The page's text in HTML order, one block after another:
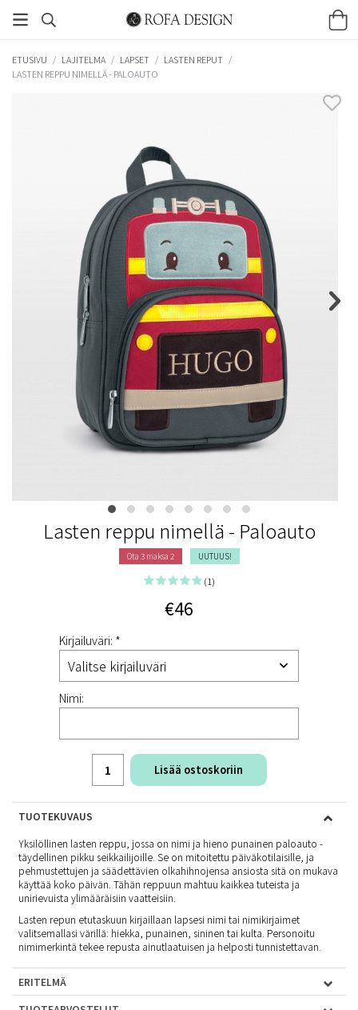
ETUSIVU / LAJITELMA / LAPSET / LASTEN REPUT /
LASTEN REPPU NIMELLÄ - PALOAUTO
Lasten reppu nimellä - Paloauto
Ota 3 maksa 2 UUTUUS!
(1)
€46
Kirjailuväri: *
Nimi:
Lisää ostoskoriin
TUOTEKUVAUS
Yksilöllinen lasten reppu, jossa on nimi ja hieno punainen paloauto -
täydellinen pikku seikkailijoille. Se on mitoitettu päiväkotilaisille, ja
pehmustettujen ja säädettävien olkahihnojensa ansiosta sitä on mukava
käyttää koko päivän. Tähän reppuun mahtuu kaikkea tuteista ja
unirievuista ylimääräisiin vaatteisiin.
Lasten repun etutaskuun kirjaillaan lapsesi nimi tai nimikirjaimet
valitsemallasi värillä: hiekka, punainen, sininen tai kulta. Personoitu
nimimerkintä tekee repusta ainutlaatuisen ja helposti tunnistettavan.
ERITELMÄ